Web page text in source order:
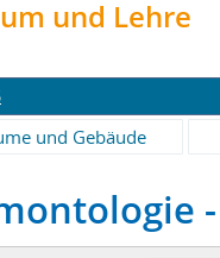
und Lehre
und Gebäude